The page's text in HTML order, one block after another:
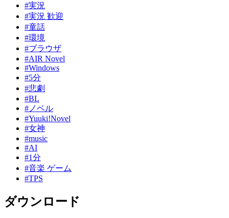
#実況
#実況 歓迎
#童話
#環境
#ブラウザ
#AIR Novel
#Windows
#5分
#悲劇
#BL
#ノベル
#Yuuki!Novel
#女神
#music
#AI
#1分
#音楽 ゲーム
#TPS
ダウンロード